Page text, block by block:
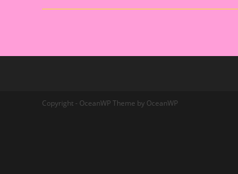
Natal
Copyright - OceanWP Theme by OceanWP